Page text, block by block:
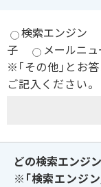
検索エンジン
子
メールニュ
※｢その他｣とお
ご記入ください。
どの検索エンジ
※｢検索エンジ